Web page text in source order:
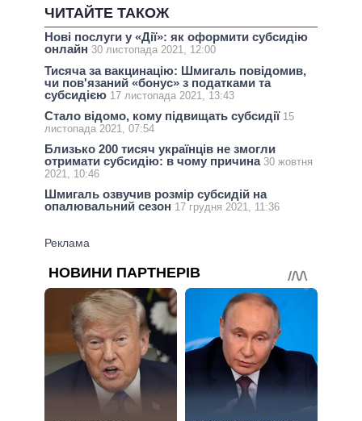
ЧИТАЙТЕ ТАКОЖ
Нові послуги у «Дії»: як оформити субсидію
онлайн 30 листопада 2021, 12:00
Тисяча за вакцинацію: Шмигаль повідомив,
чи пов'язаний «бонус» з податками та
субсидією 17 листопада 2021, 13:43
Стало відомо, кому підвищать субсидії 15
листопада 2021, 07:54
Близько 200 тисяч українців не змогли
отримати субсидію: в чому причина 30 жовтня
2021, 10:46
Шмигаль озвучив розмір субсидій на
опалювальний сезон 17 грудня 2021, 11:36